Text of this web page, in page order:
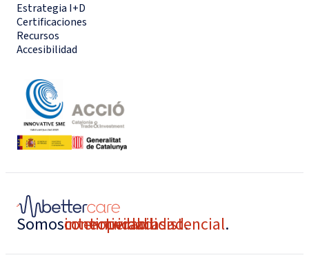
Estrategia I+D
Certificaciones
Recursos
Accesibilidad
Somosconectividad.
interoperabilidad.
continuidad asistencial.